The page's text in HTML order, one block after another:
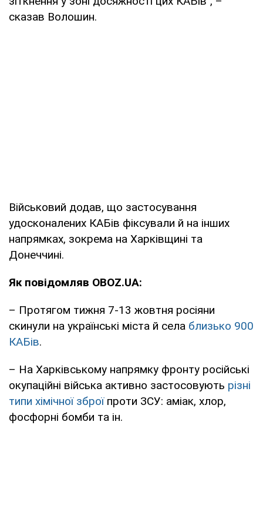
сказав Волошин.
Військовий додав, що застосування
удосконалених КАБів фіксували й на інших
напрямках, зокрема на Харківщині та
Донеччині.
Як повідомляв OBOZ.UA:
– Протягом тижня 7-13 жовтня росіяни
скинули на українські міста й села близько 900
КАБів.
– На Харківському напрямку фронту російські
окупаційні війська активно застосовують різні
типи хімічної зброїпроти ЗСУ: аміак, хлор,
фосфорні бомби та ін.